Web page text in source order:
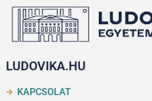
LUDOVIKA.HU
KAPCSOLAT